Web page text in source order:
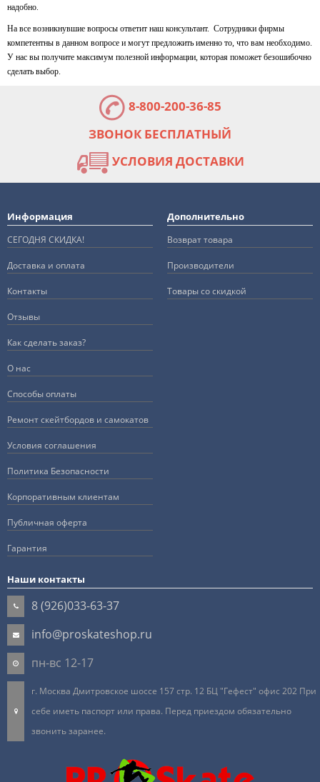
надобно.
На все возникнувшие вопросы ответит наш консультант. Сотрудники фирмы
компетентны в данном вопросе и могут предложить именно то, что вам необходимо.
У нас вы получите максимум полезной информации, которая поможет безошибочно
сделать выбор.
8-800-200-36-85
ЗВОНОК БЕСПЛАТНЫЙ
УСЛОВИЯ ДОСТАВКИ
Информация
СЕГОДНЯ СКИДКА!
Доставка и оплата
Контакты
Отзывы
Как сделать заказ?
О нас
Способы оплаты
Ремонт скейтбордов и самокатов
Условия соглашения
Политика Безопасности
Корпоративным клиентам
Публичная оферта
Гарантия
Дополнительно
Возврат товара
Производители
Товары со скидкой
Наши контакты
8 (926)033-63-37
info@proskateshop.ru
пн-вс 12-17
г. Москва Дмитровское шоссе 157 стр. 12 БЦ "Гефест" офис 202 При
себе иметь паспорт или права. Перед приездом обязательно
звонить заранее.